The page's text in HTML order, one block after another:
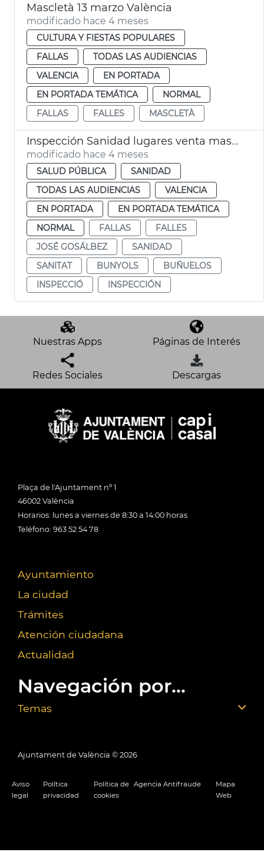
Mascletà 13 marzo València
modificado hace 4 meses
CULTURA Y FIESTAS POPULARES
FALLAS
TODAS LAS AUDIENCIAS
VALENCIA
EN PORTADA
EN PORTADA TEMÁTICA
NORMAL
FALLAS
FALLES MASCLETÀ
Inspección Sanidad lugares venta masas fritas Fallas València
modificado hace 4 meses
SALUD PÚBLICA
SANIDAD
TODAS LAS AUDIENCIAS
VALENCIA
EN PORTADA
EN PORTADA TEMÁTICA
NORMAL
FALLAS
FALLES
JOSÉ GOSÁLBEZ
SANIDAD
SANITAT
BUNYOLS
BUÑUELOS
INSPECCIÓ
INSPECCIÓN
Nuestras Apps Páginas de Interés
Redes Sociales Descargas
Plaça de l'Ajuntament nº 1
46002 València
Horarios: lunes a viernes de 8:30 a 14:00 horas
Teléfono: 963 52 54 78
Ayuntamiento
La ciudad
Trámites
Atención ciudadana
Actualidad
Navegación por...
Temas
Ajuntament de València © 2026
Aviso
legal
Política
privacidad
Política de
cookies
Agencia Antifraude
Mapa
Web